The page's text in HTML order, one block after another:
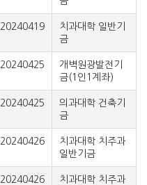
20240419
치과대학 일반기
금
20240425
개벽원광발전기
금(1인1계좌)
20240425
의과대학 건축기
금
20240426
치과대학 치주과
일반기금
20240426
치과대학 치주과